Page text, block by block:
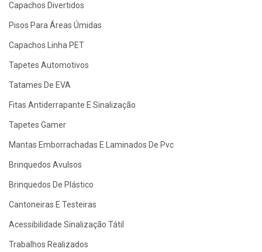
Capachos Divertidos
Pisos Para Áreas Úmidas
Capachos Linha PET
Tapetes Automotivos
Tatames De EVA
Fitas Antiderrapante E Sinalização
Tapetes Gamer
Mantas Emborrachadas E Laminados De Pvc
Brinquedos Avulsos
Brinquedos De Plástico
Cantoneiras E Testeiras
Acessibilidade Sinalização Tátil
Trabalhos Realizados